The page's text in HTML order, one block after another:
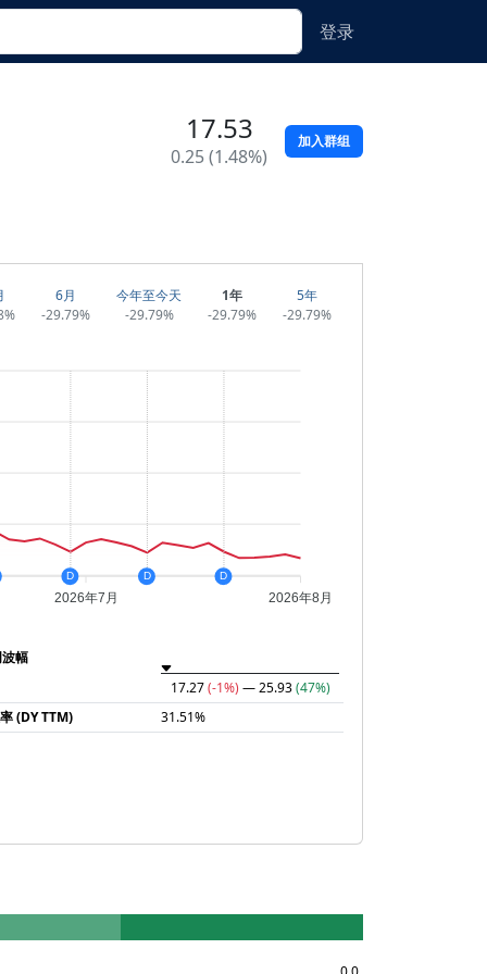
登录
17.53
0.25 (1.48%)
加入群组
6月
-29.79%
今年至今天
-29.79%
1年
-29.79%
5年
-29.79%
2026年7月 2026年8月
D D D
幅
17.27(-1%) — 25.93(47%)
(DY TTM)
31.51%